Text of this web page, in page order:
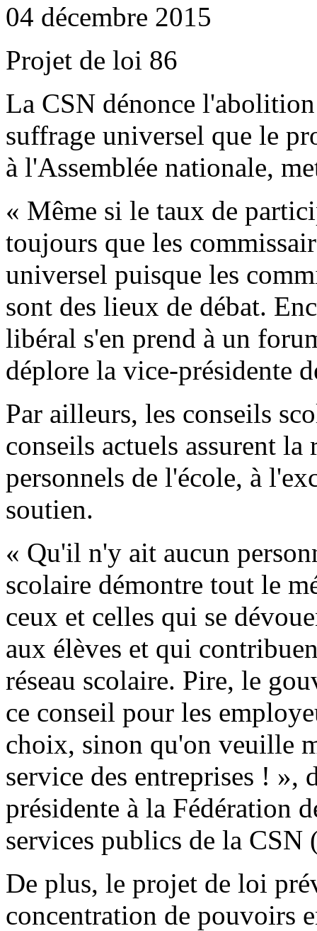
04 décembre 2015
Projet de loi 86
La CSN dénonce
suffrage universel que le
à l'Assemblée nationale,
« Même si le taux de
toujours que les
universel puisque les
sont des lieux de débat.
libéral s'en prend à un
déplore la vice-présidente
Par ailleurs, les conseils
conseils actuels assurent la
personnels de l'école, à
soutien.
« Qu'il n'y ait aucun
scolaire démontre tout le
ceux et celles qui se
aux élèves et qui
réseau scolaire. Pire, le
ce conseil pour les
choix, sinon qu'on veuille
service des entreprises !
présidente à la Fédération
services publics de la CSN
De plus, le projet de loi
concentration de pouvoirs